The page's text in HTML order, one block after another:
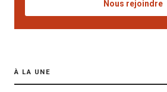
Nous rejoindre
À LA UNE